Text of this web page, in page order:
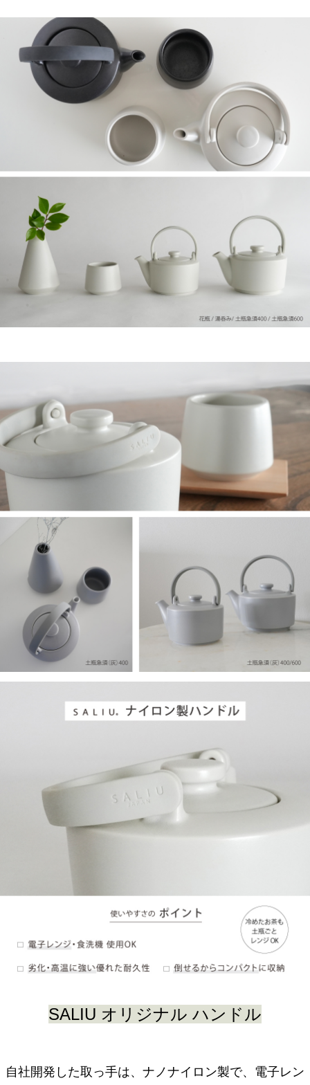
SALIU オリジナル ハンドル
自社開発した取っ手は、ナノナイロン製で、電子レン